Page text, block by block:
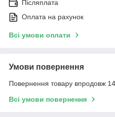
Післяплата
Оплата на рахунок
Всі умови оплати
Умови повернення
Повернення товару впродовж
Всі умови повернення